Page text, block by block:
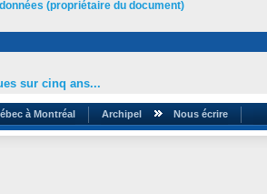
(propriétaire du document)
sur cinq ans...
à Montréal Archipel Nous écrire